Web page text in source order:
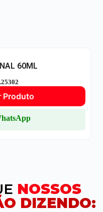
60ML
Produto
NOSSOS
DIZENDO: